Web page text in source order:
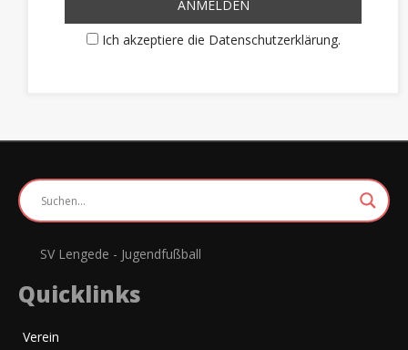
Ich akzeptiere die Datenschutzerklärung.
SV Lengede - Jugendfußball
Quicklinks
Verein